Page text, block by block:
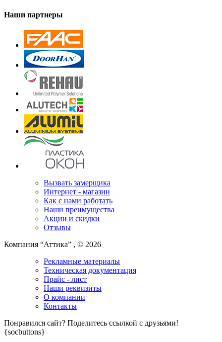
Наши партнеры
Вызвать замерщика
Интернет - магазин
Как с нами работать
Наши преимущества
Акции и скидки
Отзывы
Компания “Аттика” , © 2026
Рекламные материалы
Техническая документация
Прайс - лист
Наши реквизиты
О компании
Контакты
Понравился сайт? Поделитесь ссылкой с друзьями!
{socbuttons}